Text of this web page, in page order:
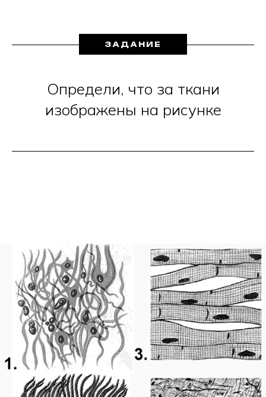
ЗАДАНИЕ
Определи, что за ткани
изображены на рисунке